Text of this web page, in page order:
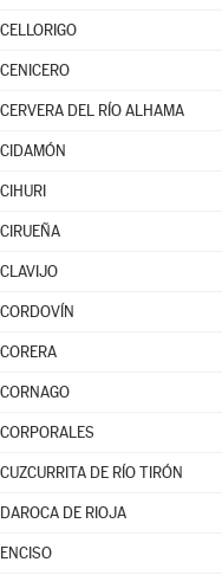
CELLORIGO
CENICERO
CERVERA DEL RÍO ALHAMA
CIDAMÓN
CIHURI
CIRUEÑA
CLAVIJO
CORDOVÍN
CORERA
CORNAGO
CORPORALES
CUZCURRITA DE RÍO TIRÓN
DAROCA DE RIOJA
ENCISO